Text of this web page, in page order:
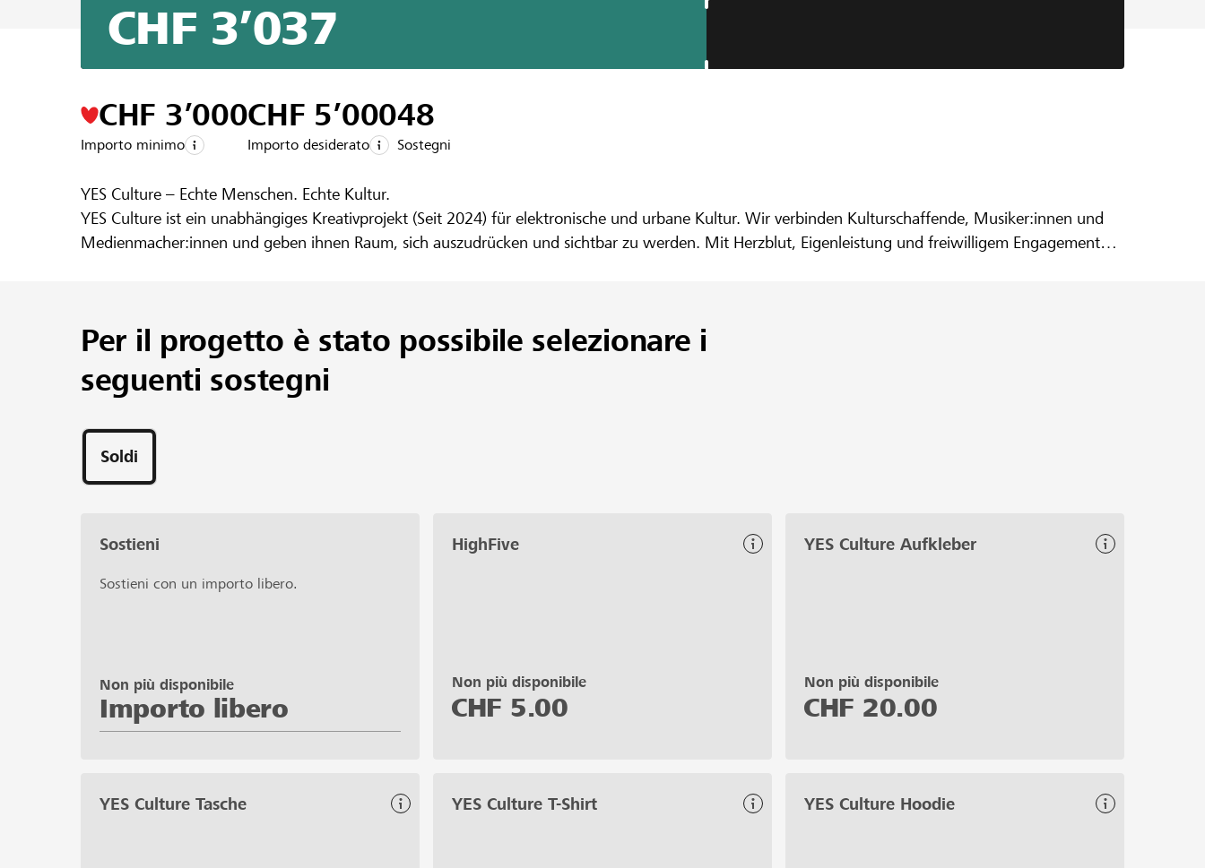
YES Culture
Un progetto della regione dellaRaiffeisenbank Untere Emme
YES Culture – Echte Menschen. Echte Kultur.
YES Culture ist ein unabhängiges Kreativprojekt (Seit 2024) für elektronische und urbane Kultur. Wir verbinden Kulturschaffende, Musiker:innen und
Medienmacher:innen und geben ihnen Raum, sich auszudrücken und sichtbar zu werden. Mit Herzblut, Eigenleistung und freiwilligem Engagement
CHF 3’037
CHF 3’000
Importo minimo
CHF 5’000
Importo desiderato
48
Sostegni
Per il progetto è stato possibile selezionare i
seguenti sostegni
Soldi
Sostieni
Sostieni con un importo libero.
Importo libero
Non più disponibile
HighFive
Non più disponibile
CHF 5.00
YES Culture Aufkleber
Non più disponibile
CHF 20.00
YES Culture Tasche YES Culture T-Shirt YES Culture Hoodie